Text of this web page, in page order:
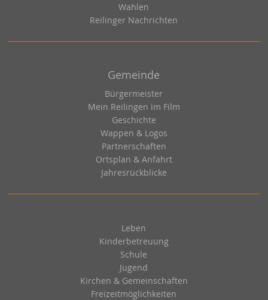
Wahlen
Reilinger Nachrichten
Gemeinde
Bürgermeister
Mein Reilingen im Film
Geschichte
Wappen & Logos
Partnerschaften
Ortsplan & Anfahrt
Jahresrückblicke
Leben
Kinderbetreuung
Schule
Jugend
Kirchen & Gemeinschaften
Freizeitmöglichkeiten